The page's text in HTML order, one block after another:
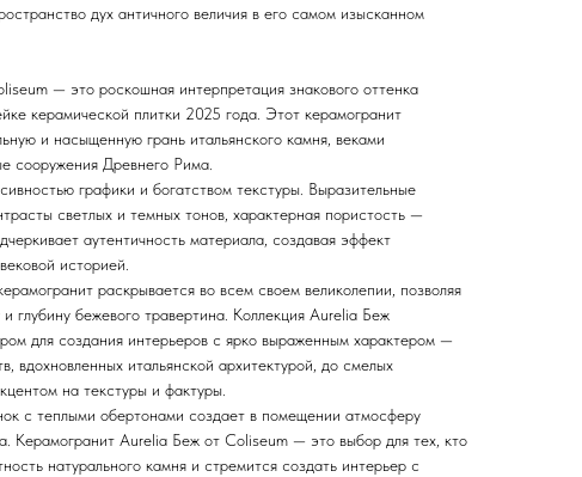
дух античного величия в его самом изысканном
— это роскошная интерпретация знакового оттенка
керамической плитки 2025 года. Этот керамогранит
и насыщенную грань итальянского камня, веками
сооружения Древнего Рима.
графики и богатством текстуры. Выразительные
светлых и темных тонов, характерная пористость —
аутентичность материала, создавая эффект
историей.
раскрывается во всем своем великолепии, позволяя
глубину бежевого травертина. Коллекция Aurelia Беж
для создания интерьеров с ярко выраженным характером —
вдохновленных итальянской архитектурой, до смелых
на текстуры и фактуры.
с теплыми обертонами создает в помещении атмосферу
Керамогранит Aurelia Беж от Coliseum — это выбор для тех, кто
натурального камня и стремится создать интерьер с